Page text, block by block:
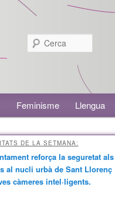
Feminisme Llengua
DE LA SETMANA:
reforça la seguretat als
al nucli urbà de Sant Llorenç
càmeres intel·ligents.